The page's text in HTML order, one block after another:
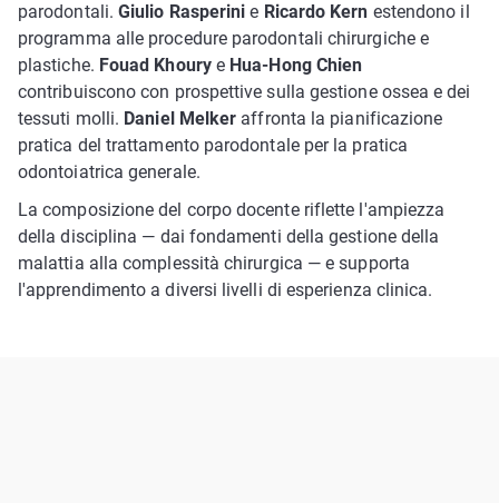
parodontali.Giulio Rasperini e Ricardo Kern estendono il
programma alle procedure parodontali chirurgiche e
plastiche. Fouad Khourye Hua-Hong Chien
contribuiscono con prospettive sulla gestione ossea e dei
tessuti molli. Daniel Melker affronta la pianificazione
pratica del trattamento parodontale per la pratica
odontoiatrica generale.
La composizione del corpo docente riflette l'ampiezza
della disciplina — dai fondamenti della gestione della
malattia alla complessità chirurgica — e supporta
l'apprendimento a diversi livelli di esperienza clinica.